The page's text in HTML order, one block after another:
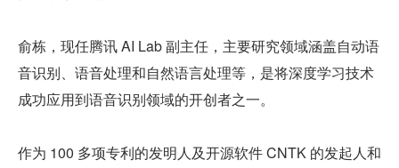
俞栋，现任腾讯 AI Lab 副主任，主要研究领域涵盖自动语
音识别、语音处理和自然语言处理等，是将深度学习技术
成功应用到语音识别领域的开创者之一。
作为 100 多项专利的发明人及开源软件 CNTK 的发起人和